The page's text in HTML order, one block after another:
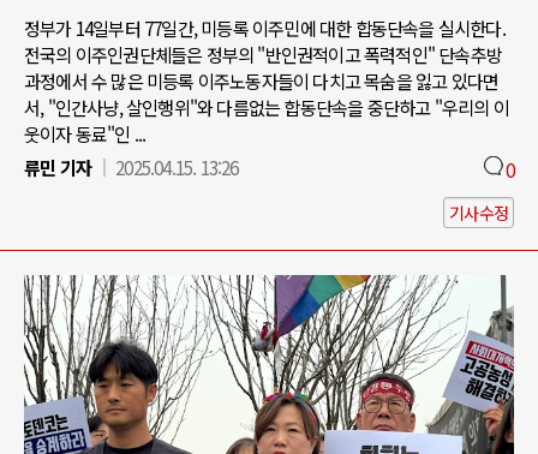
정부가 14일부터 77일간, 미등록 이주민에 대한 합동단속을 실시한다.
전국의 이주인권단체들은 정부의 "반인권적이고 폭력적인" 단속추방
과정에서 수 많은 미등록 이주노동자들이 다치고 목숨을 잃고 있다면
서, "인간사냥, 살인행위"와 다름없는 합동단속을 중단하고 "우리의 이
웃이자 동료"인 ...
류민 기자
2025.04.15. 13:26 0
기사수정